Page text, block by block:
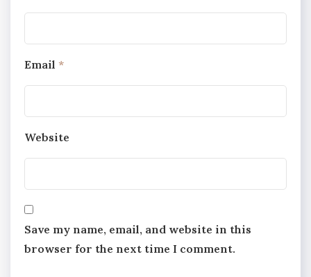
Email *
Website
Save my name, email, and website in this
browser for the next time I comment.